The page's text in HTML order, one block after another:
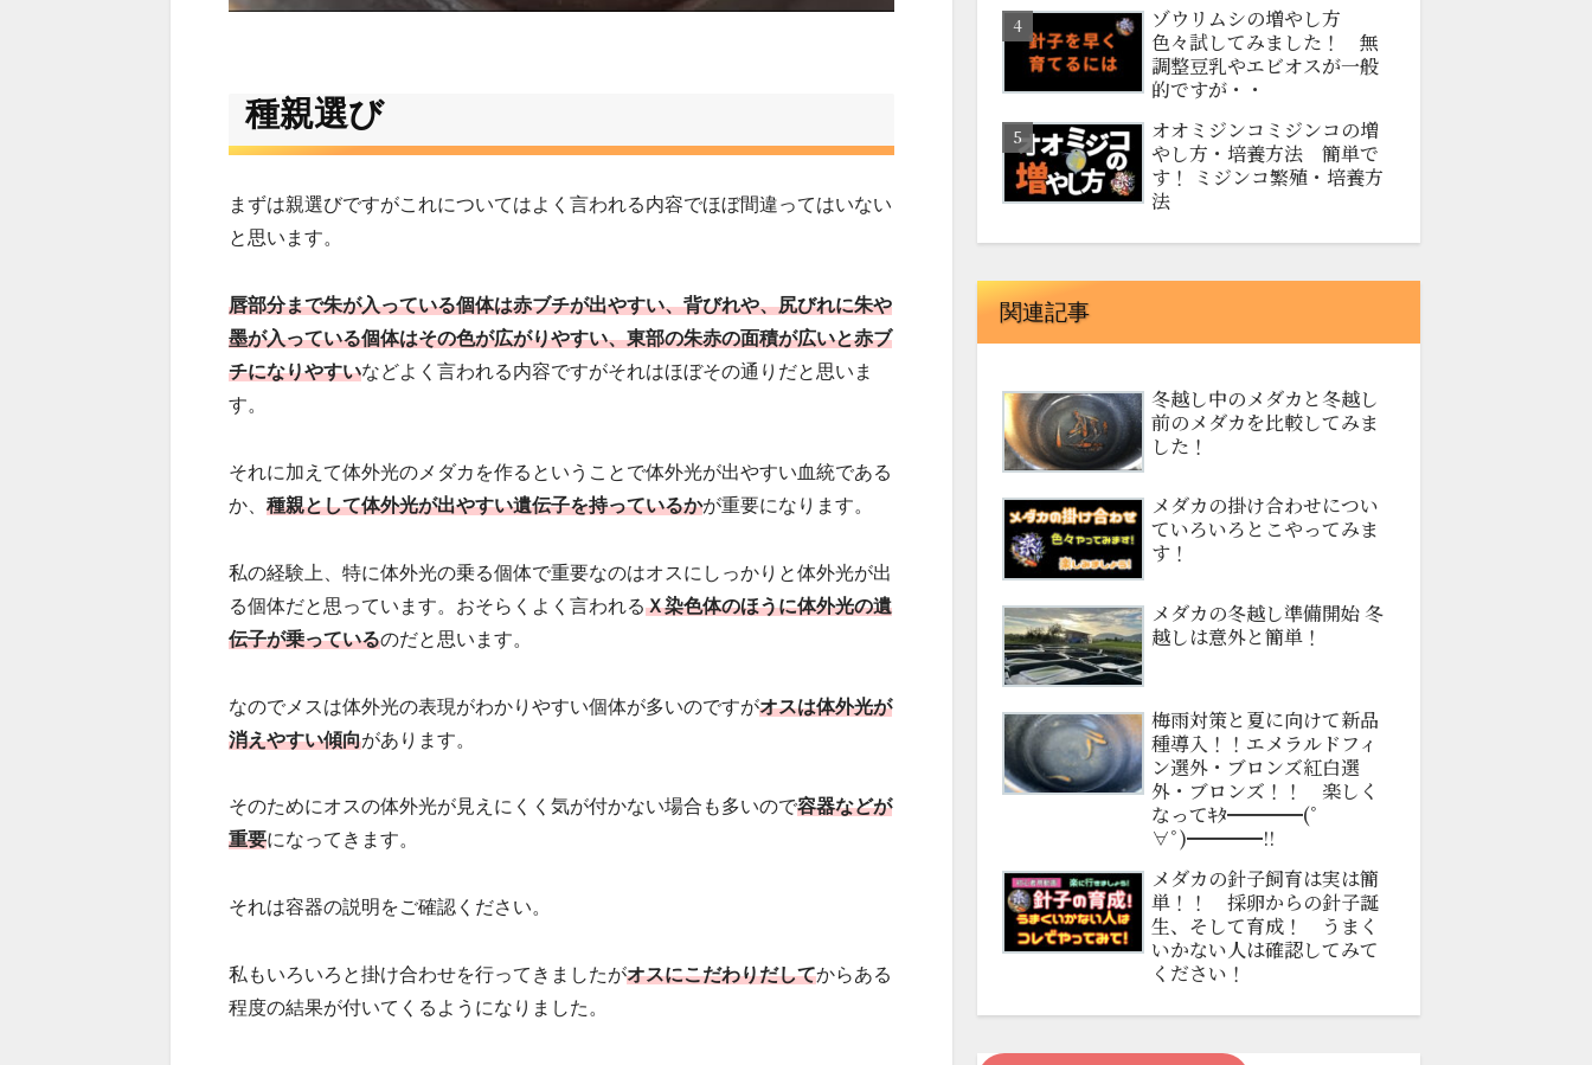
種親選び
まずは親選びですがこれについてはよく言われる内容でほぼ間違ってはいない
と思います。
唇部分まで朱が入っている個体は赤ブチが出やすい、背びれや、尻びれに朱や
墨が入っている個体はその色が広がりやすい、東部の朱赤の面積が広いと赤ブ
チになりやすいなどよく言われる内容ですがそれはほぼその通りだと思いま
す。
それに加えて体外光のメダカを作るということで体外光が出やすい血統である
か、 種親として体外光が出やすい遺伝子を持っているかが重要になります。
私の経験上、特に体外光の乗る個体で重要なのはオスにしっかりと体外光が出
る個体だと思っています。おそらくよく言われるＸ染色体のほうに体外光の遺
伝子が乗っているのだと思います。
なのでメスは体外光の表現がわかりやすい個体が多いのですがオスは体外光が
消えやすい傾向があります。
そのためにオスの体外光が見えにくく気が付かない場合も多いので容器などが
重要になってきます。
それは容器の説明をご確認ください。
私もいろいろと掛け合わせを行ってきましたがオスにこだわりだしてからある
程度の結果が付いてくるようになりました。
ゾウリムシの増やし方
色々試してみました！ 無
調整豆乳やエビオスが一般
的ですが・・
オオミジンコミジンコの増
やし方・培養方法 簡単で
す！ ミジンコ繁殖・培養方
法
関連記事
冬越し中のメダカと冬越し
前のメダカを比較してみま
した！
メダカの掛け合わせについ
ていろいろとこやってみま
す！
メダカの冬越し準備開始 冬
越しは意外と簡単！
梅雨対策と夏に向けて新品
種導入！！エメラルドフィ
ン選外・ブロンズ紅白選
外・ブロンズ！！ 楽しく
なってｷﾀ━━━━(ﾟ
∀ﾟ)━━━━!!
メダカの針子飼育は実は簡
単！！ 採卵からの針子誕
生、そして育成！ うまく
いかない人は確認してみて
ください！